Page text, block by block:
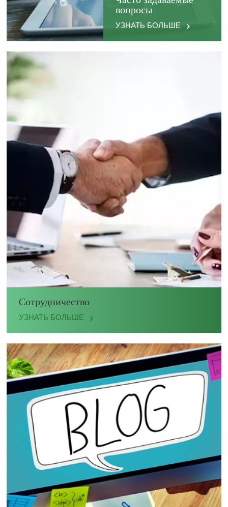
вопросы
УЗНАТЬ БОЛЬШЕ
Сотрудничество
УЗНАТЬ БОЛЬШЕ